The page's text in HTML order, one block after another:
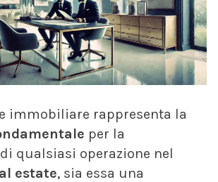
immobiliare rappresenta la
per la
qualsiasi operazione nel
estate, sia essa una